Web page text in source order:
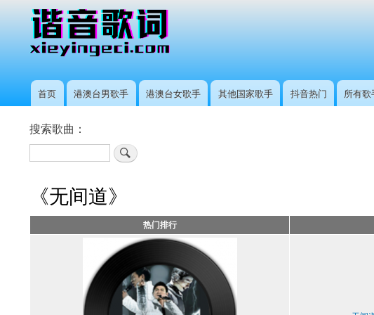
航
首页 港澳台男歌手 港澳台女歌手 其他国家歌手 抖音热门 所有歌
搜索歌曲：
搜
索
《无间道》
热门排行